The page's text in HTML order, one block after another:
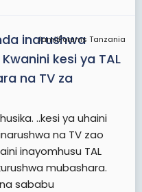
JamiiForums Tanzania
inarushwa
kesi ya TAL
na TV za
..kesi ya uhaini
na TV zao
inayomhusu TAL
mubashara.
sababu